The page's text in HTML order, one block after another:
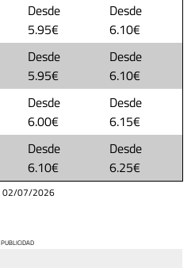
Desde
5.95€
Desde
6.10€
Desde
5.95€
Desde
6.10€
Desde
6.00€
Desde
6.15€
Desde
6.10€
Desde
6.25€
02/07/2026
PUBLICIDAD